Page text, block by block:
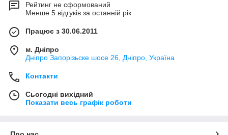
Рейтинг не сформований
Менше 5 відгуків за останній рік
Працює з 30.06.2011
м. Дніпро
Дніпро Запорізьске шосе 26, Дніпро, Україна
Контакти
Сьогодні вихідний
Показати весь графік роботи